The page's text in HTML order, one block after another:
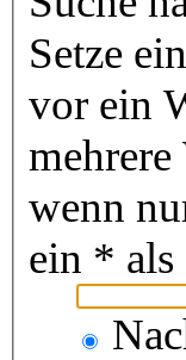
Setze ein
vor ein
wenn
ein * als